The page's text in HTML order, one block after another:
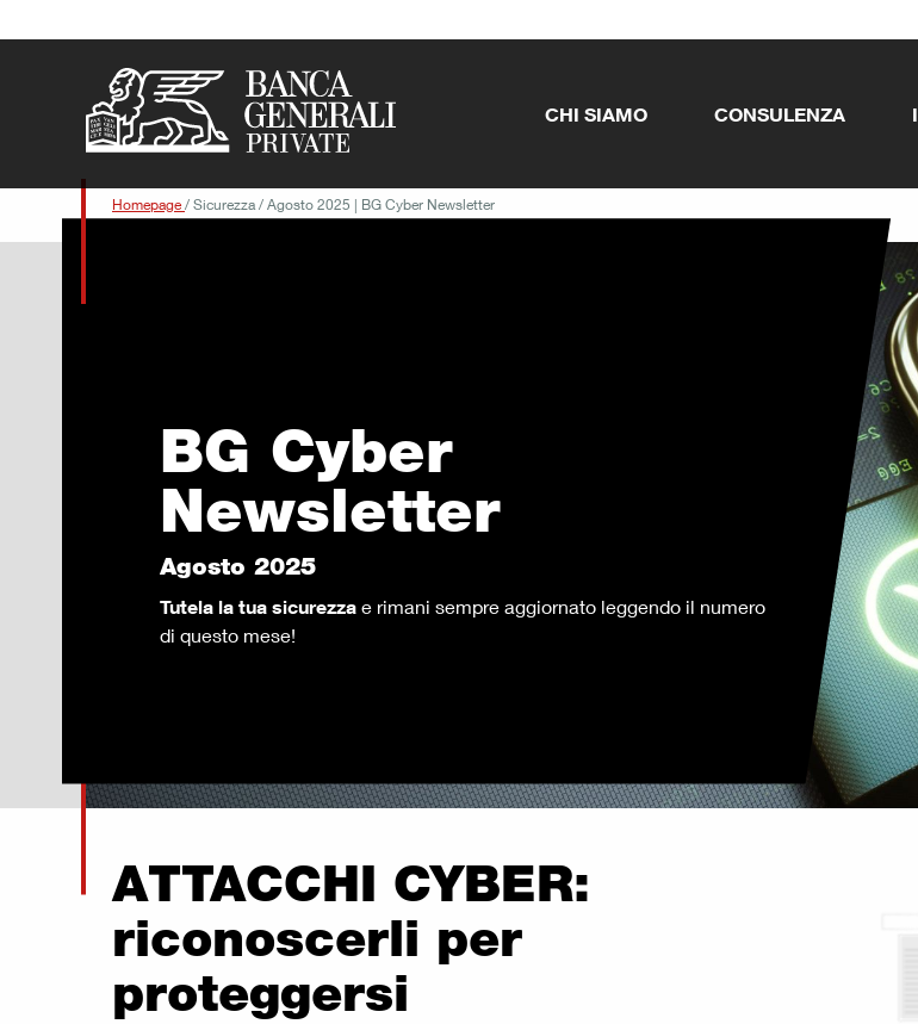
CHI SIAMO CONSULENZA
Homepage / Sicurezza/ Agosto 2025 | BG Cyber Newsletter
BG Cyber
Newsletter
Agosto 2025
Tutela la tua sicurezza e rimani sempre aggiornato leggendo il numero
di questo mese!
ATTACCHI CYBER:
riconoscerli per
proteggersi